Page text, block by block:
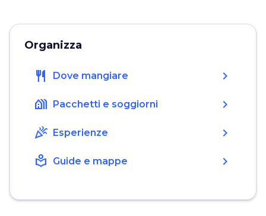
Organizza
restaurant Dove mangiare chevron_right
holiday_village Pacchetti e soggiorni chevron_right
celebration Esperienze chevron_right
local_library Guide e mappe chevron_right